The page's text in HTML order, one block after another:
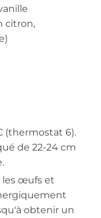
citron,
(thermostat 6).
de 22-24 cm
les œufs et
obtenir un